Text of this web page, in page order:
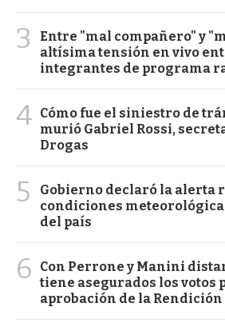
3
Entre "mal compañero" y
altísima tensión en vivo
integrantes de programa
4 Cómo fue el siniestro de
murió Gabriel Rossi,
Drogas
5
Gobierno declaró la alerta
condiciones
del país
6
Con Perrone y Manini
tiene asegurados los votos
aprobación de la Rendición